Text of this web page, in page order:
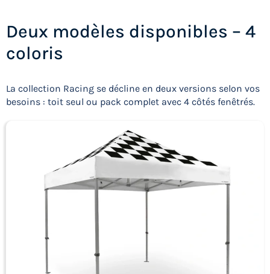
Deux modèles disponibles – 4
coloris
La collection Racing se décline en deux versions selon vos
besoins : toit seul ou pack complet avec 4 côtés fenêtrés.